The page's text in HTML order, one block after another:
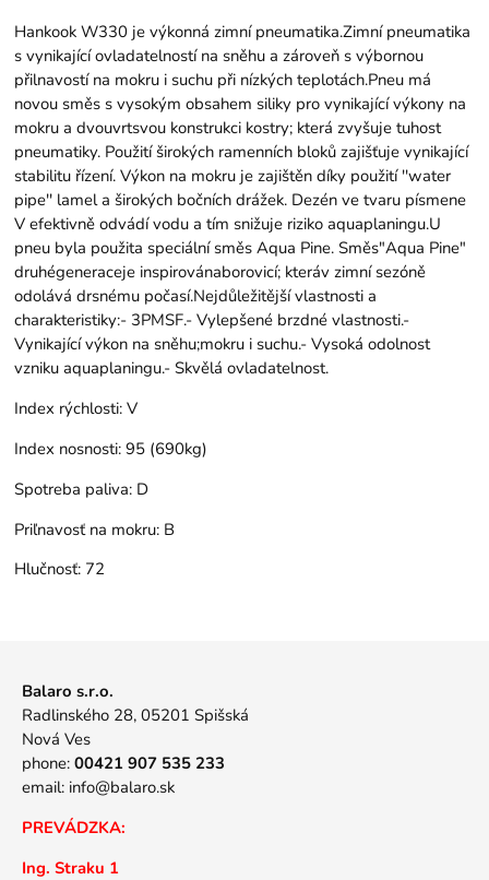
Hankook W330 je výkonná zimní pneumatika.Zimní pneumatika
s vynikající ovladatelností na sněhu a zároveň s výbornou
přilnavostí na mokru i suchu při nízkých teplotách.Pneu má
novou směs s vysokým obsahem siliky pro vynikající výkony na
mokru a dvouvrtsvou konstrukci kostry; která zvyšuje tuhost
pneumatiky. Použití širokých ramenních bloků zajišťuje vynikající
stabilitu řízení. Výkon na mokru je zajištěn díky použití ''water
pipe'' lamel a širokých bočních drážek. Dezén ve tvaru písmene
V efektivně odvádí vodu a tím snižuje riziko aquaplaningu.U
pneu byla použita speciální směs Aqua Pine. Směs"Aqua Pine"
druhégeneraceje inspirovánaborovicí; kteráv zimní sezóně
odolává drsnému počasí.Nejdůležitější vlastnosti a
charakteristiky:- 3PMSF.- Vylepšené brzdné vlastnosti.-
Vynikající výkon na sněhu;mokru i suchu.- Vysoká odolnost
vzniku aquaplaningu.- Skvělá ovladatelnost.
Index rýchlosti: V
Index nosnosti: 95 (690kg)
Spotreba paliva: D
Priľnavosť na mokru: B
Hlučnosť: 72
Balaro s.r.o.
Radlinského 28, 05201 Spišská
Nová Ves
phone: 00421 907 535 233
email: info@balaro.sk
PREVÁDZKA:
Ing. Straku 1